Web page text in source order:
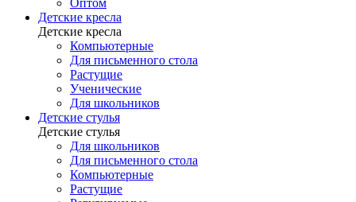
Оптом
Детские кресла
Детские кресла
Компьютерные
Для письменного стола
Растущие
Ученические
Для школьников
Детские стулья
Детские стулья
Для школьников
Для письменного стола
Компьютерные
Растущие